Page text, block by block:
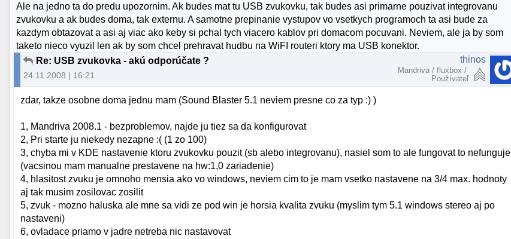
Ale na jedno ta do predu upozornim. Ak budes mat tu USB zvukovku, tak budes asi primarne pouzivat integrovanu
zvukovku a ak budes doma, tak externu. A samotne prepinanie vystupov vo vsetkych programoch ta asi bude za
kazdym obtazovat a asi aj viac ako keby si pchal tych viacero kablov pri domacom pocuvani. Neviem, ale ja by som
taketo nieco vyuzil len ak by som chcel prehravat hudbu na WiFI routeri ktory ma USB konektor.
Re: USB zvukovka - akú odporúčate ?
24.11.2008 | 16:21
thinos
Mandriva / fluxbox /
Používateľ
zdar, takze osobne doma jednu mam (Sound Blaster 5.1 neviem presne co za typ :) )
1, Mandriva 2008.1 - bezproblemov, najde ju tiez sa da konfigurovat
2, Pri starte ju niekedy nezapne :( (1 zo 100)
3, chyba mi v KDE nastavenie ktoru zvukovku pouzit (sb alebo integrovanu), nasiel som to ale fungovat to nefunguje
(vacsinou mam manualne prestavene na hw:1,0 zariadenie)
4, hlasitost zvuku je omnoho mensia ako vo windows, neviem cim to je mam vsetko nastavene na 3/4 max. hodnoty
aj tak musim zosilovac zosilit
5, zvuk - mozno haluska ale mne sa vidi ze pod win je horsia kvalita zvuku (myslim tym 5.1 windows stereo aj po
nastaveni)
6, ovladace priamo v jadre netreba nic nastavovat